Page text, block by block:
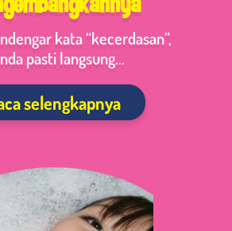
kata “kecerdasan”,
pasti langsung...
selengkapnya